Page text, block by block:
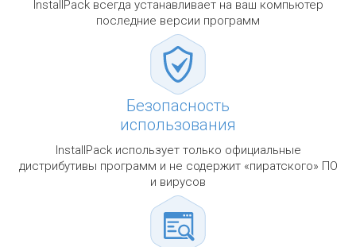
InstallPack всегда устанавливает на ваш компьютер
последние версии программ
Безопасность
использования
InstallPack использует только официальные
дистрибутивы программ и не содержит «пиратского» ПО
и вирусов